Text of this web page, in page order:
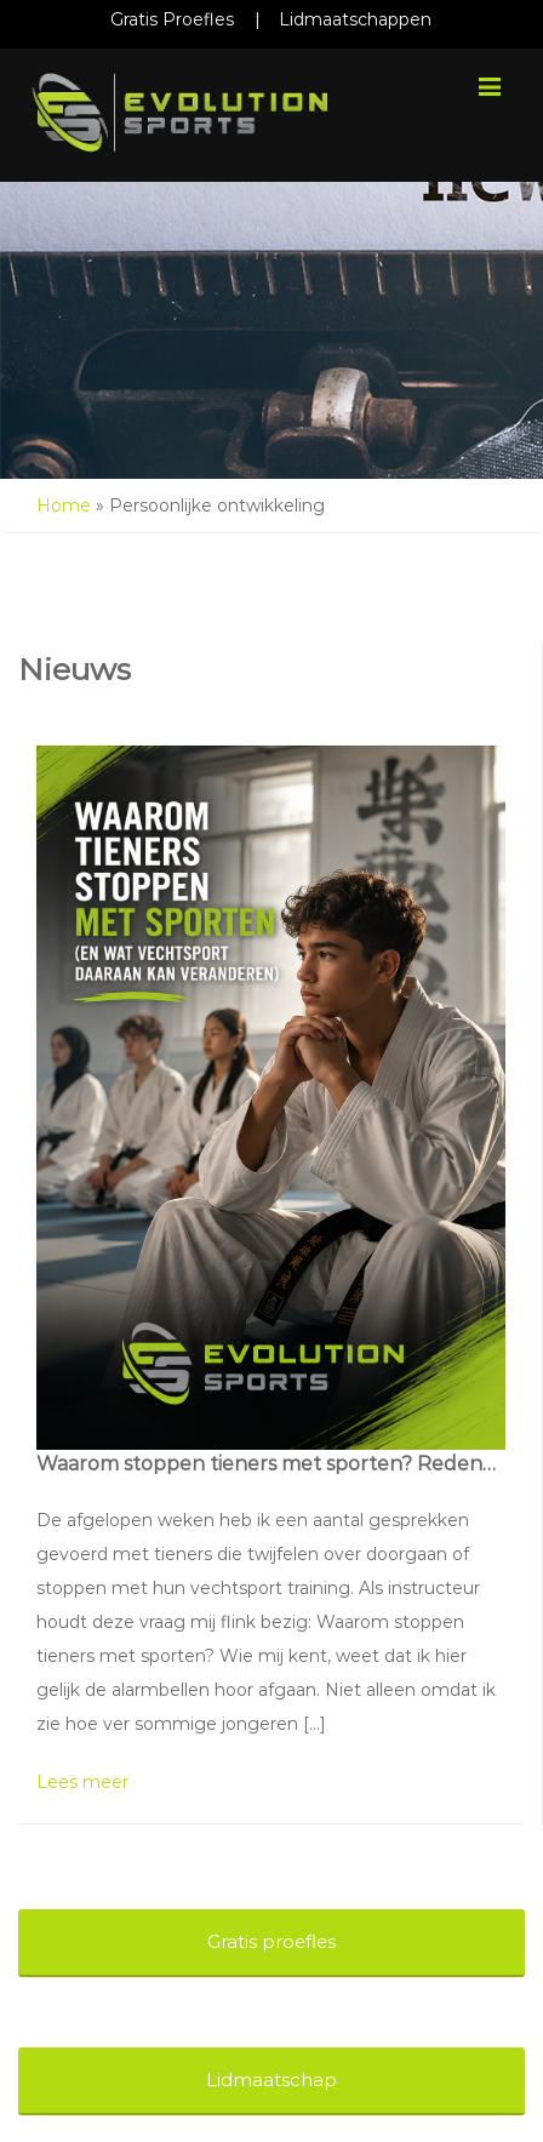
Gratis Proefles | Lidmaatschappen
Home » Persoonlijke ontwikkeling
Nieuws
Waarom stoppen tieners met sporten? Redenen die volgens vechtsport instructeur en coach Steve Andrea voorkomen kunnen worden.
De afgelopen weken heb ik een aantal gesprekken
gevoerd met tieners die twijfelen over doorgaan of
stoppen met hun vechtsport training. Als instructeur
houdt deze vraag mij flink bezig: Waarom stoppen
tieners met sporten? Wie mij kent, weet dat ik hier
gelijk de alarmbellen hoor afgaan. Niet alleen omdat ik
zie hoe ver sommige jongeren […]
Lees meer
Gratis proefles
Lidmaatschap